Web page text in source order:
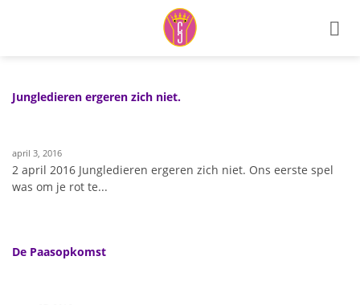
Jungledieren ergeren zich niet.
april 3, 2016
2 april 2016 Jungledieren ergeren zich niet. Ons eerste spel
was om je rot te...
De Paasopkomst